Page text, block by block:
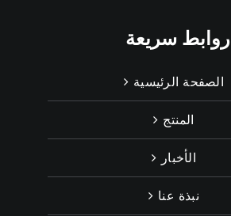
روابط سريعة
الصفحة الرئيسية
المنتج
الأخبار
نبذة عنا